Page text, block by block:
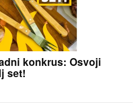
konkrus: Osvoji
set!